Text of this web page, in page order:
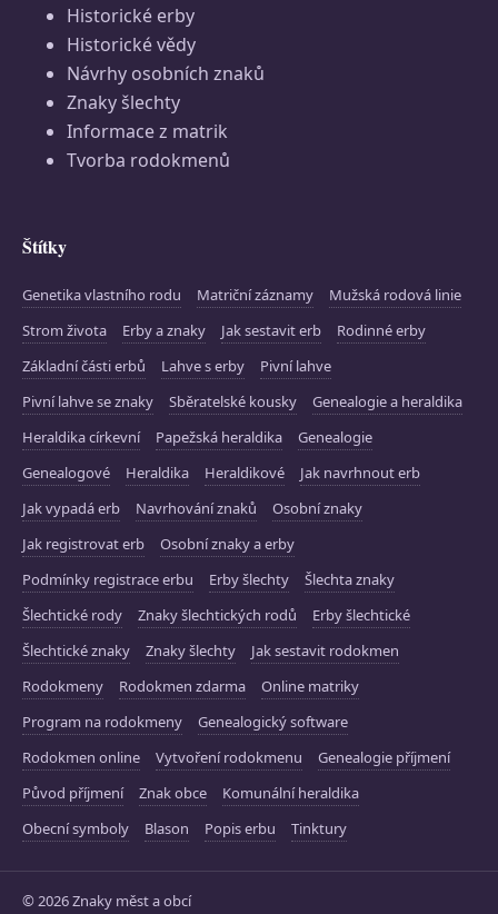
Historické erby
Historické vědy
Návrhy osobních znaků
Znaky šlechty
Informace z matrik
Tvorba rodokmenů
Štítky
Genetika vlastního rodu Matriční záznamy
Mužská rodová linie
Strom života
Erby a znaky Jak sestavit erb
Rodinné erby
Základní části erbů
Lahve s erby
Pivní lahve
Pivní lahve se znaky
Sběratelské kousky
Genealogie a heraldika
Heraldika církevní
Papežská heraldika
Genealogie
Genealogové
Heraldika Heraldikové
Jak navrhnout erb
Jak vypadá erb
Navrhování znaků
Osobní znaky
Jak registrovat erb
Osobní znaky a erby
Podmínky registrace erbu
Erby šlechty
Šlechta znaky
Šlechtické rody
Znaky šlechtických rodů
Erby šlechtické
Šlechtické znaky
Znaky šlechty
Jak sestavit rodokmen
Rodokmeny
Rodokmen zdarma
Online matriky
Program na rodokmeny
Genealogický software
Rodokmen online
Vytvoření rodokmenu
Genealogie příjmení
Původ příjmení
Znak obce
Komunální heraldika
Obecní symboly
Blason Popis erbu Tinktury
© 2026 Znaky měst a obcí